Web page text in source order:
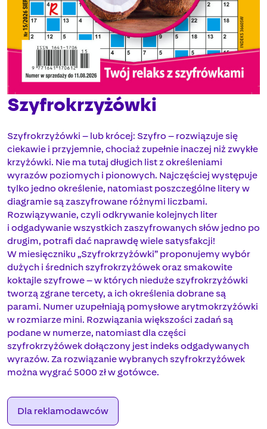
Szyfrokrzyżówki
Szyfrokrzyżówki – lub krócej: Szyfro – rozwiązuje się
ciekawie i przyjemnie, chociaż zupełnie inaczej niż zwykłe
krzyżówki. Nie ma tutaj długich list z określeniami
wyrazów poziomych i pionowych. Najczęściej występuje
tylko jedno określenie, natomiast poszczególne litery w
diagramie są zaszyfrowane różnymi liczbami.
Rozwiązywanie, czyli odkrywanie kolejnych liter
i odgadywanie wszystkich zaszyfrowanych słów jedno po
drugim, potrafi dać naprawdę wiele satysfakcji!
W miesięczniku „Szyfrokrzyżówki” proponujemy wybór
dużych i średnich szyfrokrzyżówek oraz smakowite
koktajle szyfrowe – w których nieduże szyfrokrzyżówki
tworzą zgrane tercety, a ich określenia dobrane są
parami. Numer uzupełniają pomysłowe arytmokrzyżówki
w rozmiarze mini. Rozwiązania większości zadań są
podane w numerze, natomiast dla części
szyfrokrzyżówek dołączony jest indeks odgadywanych
wyrazów. Za rozwiązanie wybranych szyfrokrzyżówek
można wygrać 5000 zł w gotówce.
Dla reklamodawców